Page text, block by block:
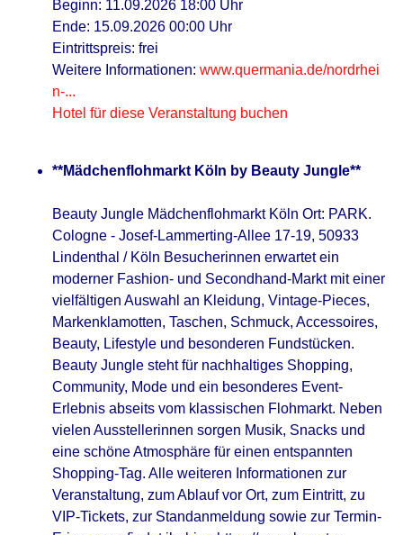
Beginn: 11.09.2026 18:00 Uhr
Ende: 15.09.2026 00:00 Uhr
Eintrittspreis: frei
Weitere Informationen: www.quermania.de/nordrhei
n-...
Hotel für diese Veranstaltung buchen
**Mädchenflohmarkt Köln by Beauty Jungle**
Beauty Jungle Mädchenflohmarkt Köln Ort: PARK.
Cologne - Josef-Lammerting-Allee 17-19, 50933
Lindenthal / Köln Besucherinnen erwartet ein
moderner Fashion- und Secondhand-Markt mit einer
vielfältigen Auswahl an Kleidung, Vintage-Pieces,
Markenklamotten, Taschen, Schmuck, Accessoires,
Beauty, Lifestyle und besonderen Fundstücken.
Beauty Jungle steht für nachhaltiges Shopping,
Community, Mode und ein besonderes Event-
Erlebnis abseits vom klassischen Flohmarkt. Neben
vielen Ausstellerinnen sorgen Musik, Snacks und
eine schöne Atmosphäre für einen entspannten
Shopping-Tag. Alle weiteren Informationen zur
Veranstaltung, zum Ablauf vor Ort, zum Eintritt, zu
VIP-Tickets, zur Standanmeldung sowie zur Termin-